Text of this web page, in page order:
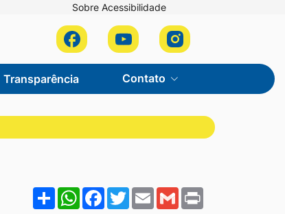
Sobre Acessibilidade
Acessar
a
Rede
Social
Facebook
Acessar
a
Rede
Social
Youtube
Acessar
a
Rede
Social
Instagram
Transparência Contato
ShareWhatsApp
Facebook
Twitter
EmailGmail